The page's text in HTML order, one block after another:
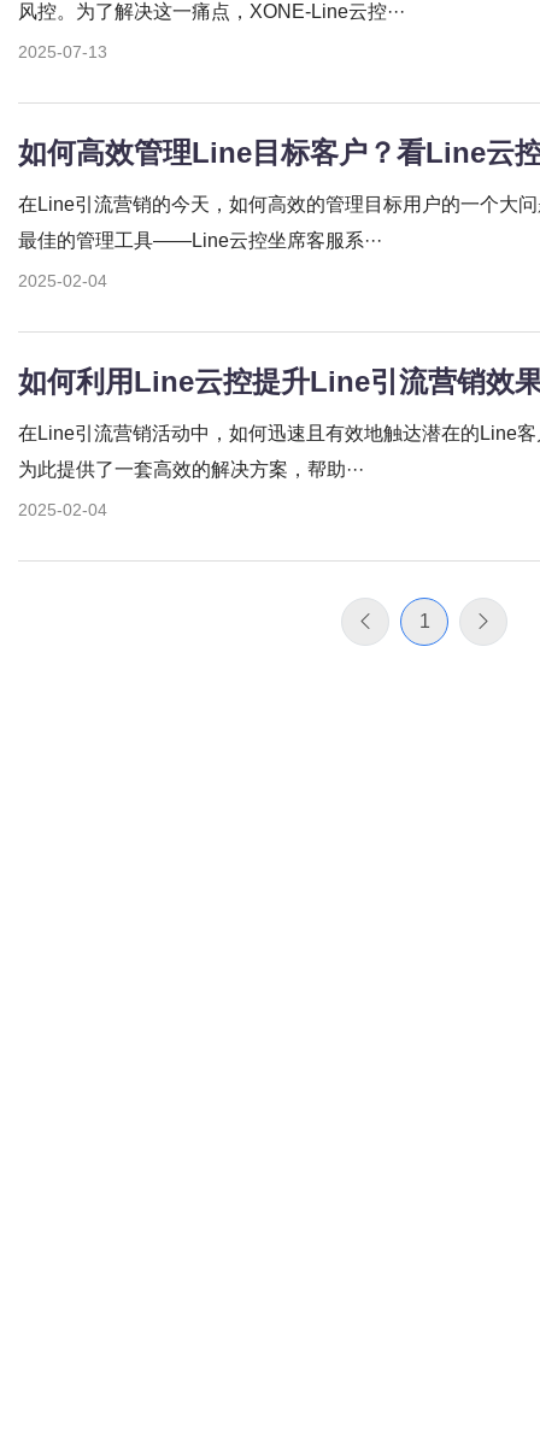
风控。为了解决这一痛点，XONE-Line云控···
2025-07-13
如何高效管理Line目标客户？看Line云
在Line引流营销的今天，如何高效的管理目标用户的一个大
最佳的管理工具——Line云控坐席客服系···
2025-02-04
如何利用Line云控提升Line引流营销效
在Line引流营销活动中，如何迅速且有效地触达潜在的Line
为此提供了一套高效的解决方案，帮助···
2025-02-04
1